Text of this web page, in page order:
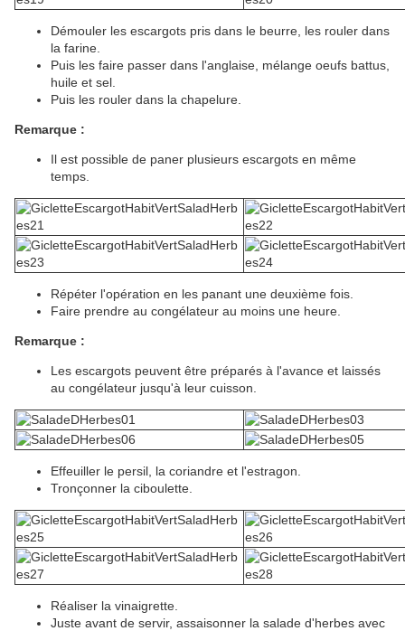
Démouler les escargots pris dans le beurre, les rouler dans
la farine.
Puis les faire passer dans l'anglaise, mélange oeufs battus,
huile et sel.
Puis les rouler dans la chapelure.
Remarque :
Il est possible de paner plusieurs escargots en même
temps.
Répéter l'opération en les panant une deuxième fois.
Faire prendre au congélateur au moins une heure.
Remarque :
Les escargots peuvent être préparés à l'avance et laissés
au congélateur jusqu'à leur cuisson.
Effeuiller le persil, la coriandre et l'estragon.
Tronçonner la ciboulette.
Réaliser la vinaigrette.
Juste avant de servir, assaisonner la salade d'herbes avec